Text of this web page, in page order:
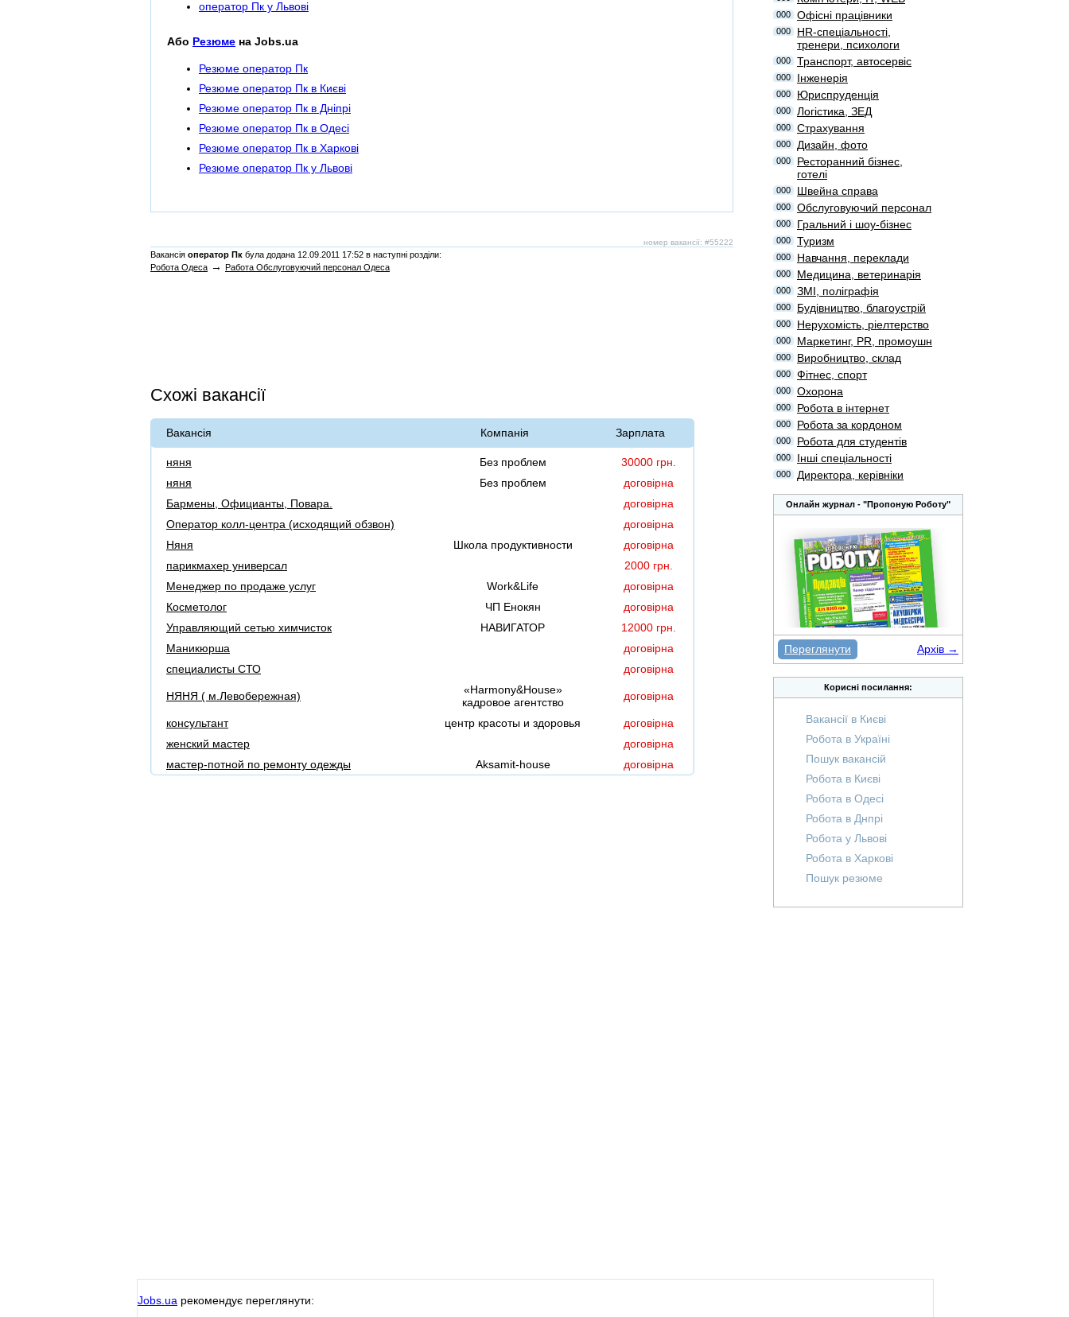
оператор Пк у Львові
Або Резюме на Jobs.ua
Резюме оператор Пк
Резюме оператор Пк в Києві
Резюме оператор Пк в Дніпрі
Резюме оператор Пк в Одесі
Резюме оператор Пк в Харкові
Резюме оператор Пк у Львові
номер вакансії: #55222
Вакансія оператор Пк була додана 12.09.2011 17:52 в наступні розділи:
Робота Одеса → Работа Обслуговуючий персонал Одеса
Схожі вакансії
Вакансія Компанія Зарплата
няня Без проблем
30000 грн.
няня
Без проблем
договірна
Бармены, Официанты, Повара.
договірна
Оператор колл-центра (исходящий обзвон)
договірна
Няня
Школа продуктивности
договірна
парикмахер универсал
2000 грн.
Менеджер по продажe услуг
Work&Life
договірна
Косметолог
ЧП Енокян
договірна
Управляющий сетью химчисток
НАВИГАТОР
12000 грн.
Маникюрша
договірна
специалисты СТО
договірна
НЯНЯ ( м.Левобережная)
«Harmony&House»
кадровое агентство
договірна
консультант центр красоты и здоровья
договірна
женский мастер
договірна
мастер-потной по ремонту одежды
Aksamit-house договірна
000 Офісні працівники
000
HR-спеціальності,
тренери, психологи
000 Транспорт, автосервіс
000 Інженерія
000 Юриспруденція
000 Логістика, ЗЕД
000 Страхування
000 Дизайн, фото
000
Ресторанний бізнес,
готелі
000 Швейна справа
000 Обслуговуючий персонал
000 Гральний і шоу-бізнес
000 Туризм
000 Навчання, переклади
000 Медицина, ветеринарія
000 ЗМІ, поліграфія
000 Будівництво, благоустрій
000 Нерухомість, ріелтерство
000 Маркетинг, PR, промоушн
000 Виробництво, склад
000 Фітнес, спорт
000 Охорона
000 Робота в інтернет
000 Робота за кордоном
000 Робота для студентів
000 Інші спеціальності
000 Директора, керівніки
Онлайн журнал - "Пропоную Роботу"
Архів →
Переглянути
Корисні посилання:
Вакансії в Києві
Робота в Україні
Пошук вакансій
Робота в Києві
Робота в Одесі
Робота в Днпрі
Робота у Львові
Робота в Харкові
Пошук резюме
Jobs.ua рекомендує переглянути: